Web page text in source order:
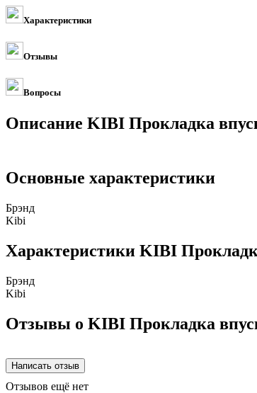
Характеристики
Отзывы
Вопросы
Описание KIBI Прокладка
Основные характеристики
Брэнд
Kibi
Характеристики KIBI
Брэнд
Kibi
Отзывы о KIBI Прокладка
Отзывов ещё нет